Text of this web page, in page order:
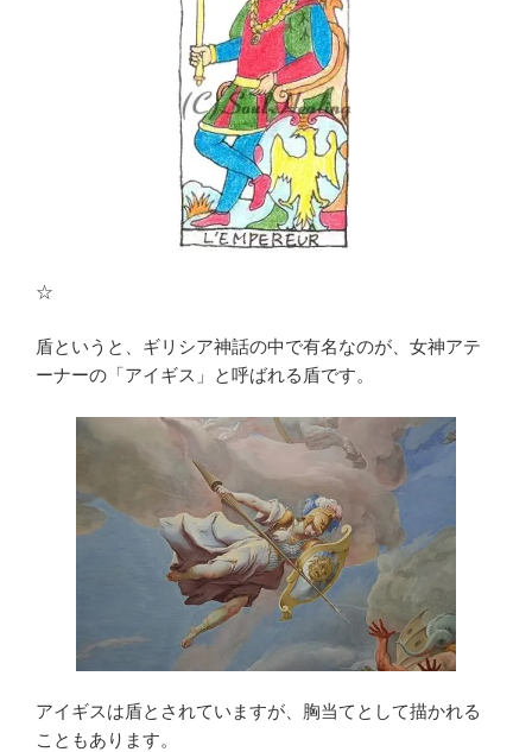
☆
盾というと、ギリシア神話の中で有名なのが、女神アテ
ーナーの「アイギス」と呼ばれる盾です。
アイギスは盾とされていますが、胸当てとして描かれる
こともあります。